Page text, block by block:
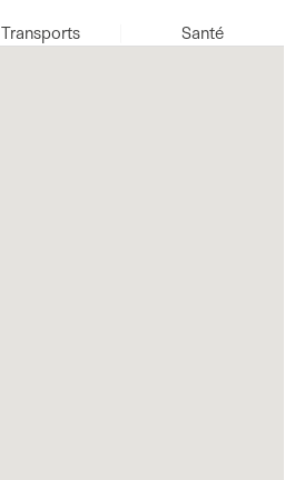
Transports Santé